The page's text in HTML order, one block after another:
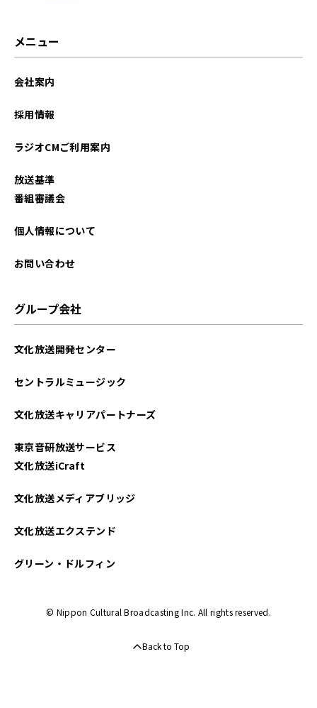
メニュー
会社案内
採用情報
ラジオCMご利用案内
放送基準
番組審議会
個人情報について
お問い合わせ
グループ会社
文化放送開発センター
セントラルミュージック
文化放送キャリアパートナーズ
東京音研放送サービス
文化放送iCraft
文化放送メディアブリッジ
文化放送エクステンド
グリーン・ドルフィン
© Nippon Cultural Broadcasting Inc. All rights reserved.
Back to Top